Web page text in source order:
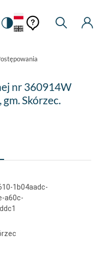
Zmiana
na
kontrastową
Pomoc
kontekstowa
Pomoc
Moje
nr 360914W
Skórzec.
1b04aadc-
a60c-